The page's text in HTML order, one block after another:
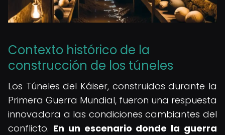
Contexto histórico de la
construcción de los túneles
Los Túneles del Káiser, construidos durante la
Primera Guerra Mundial, fueron una respuesta
innovadora a las condiciones cambiantes del
conflicto. En un escenario donde la guerra